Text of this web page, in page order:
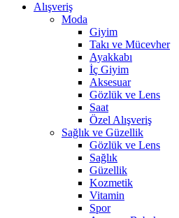
Alışveriş
Moda
Giyim
Takı ve Mücevher
Ayakkabı
İç Giyim
Aksesuar
Gözlük ve Lens
Saat
Özel Alışveriş
Sağlık ve Güzellik
Gözlük ve Lens
Sağlık
Güzellik
Kozmetik
Vitamin
Spor